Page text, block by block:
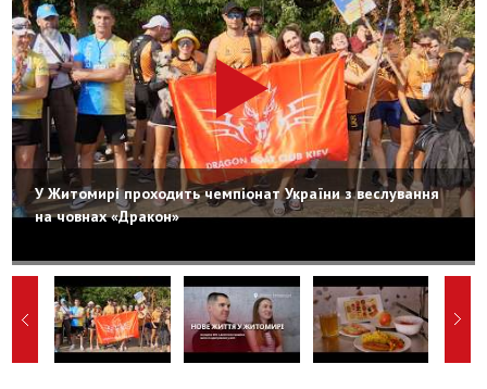
У Житомирі проходить чемпіонат України з веслування
на човнах «Дракон»